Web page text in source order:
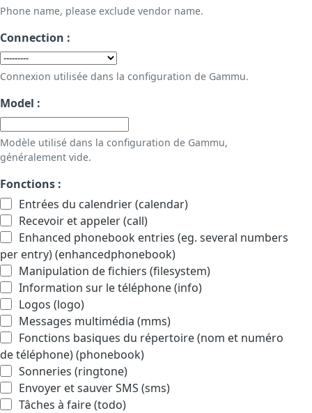
Phone name, please exclude vendor name.
Connection :
Connexion utilisée dans la configuration de Gammu.
Model :
Modèle utilisé dans la configuration de Gammu,
généralement vide.
Fonctions :
Entrées du calendrier (calendar)
Recevoir et appeler (call)
Enhanced phonebook entries (eg. several numbers
per entry) (enhancedphonebook)
Manipulation de fichiers (filesystem)
Information sur le téléphone (info)
Logos (logo)
Messages multimédia (mms)
Fonctions basiques du répertoire (nom et numéro
de téléphone) (phonebook)
Sonneries (ringtone)
Envoyer et sauver SMS (sms)
Tâches à faire (todo)